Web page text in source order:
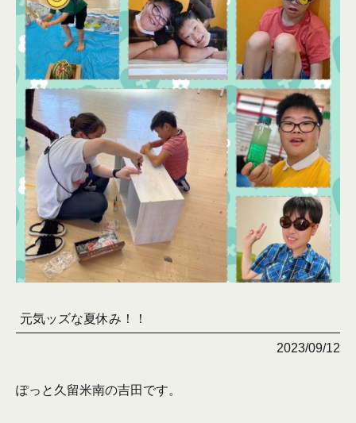
元気ッズな夏休み！！
2023/09/12
ぽっと久留米南の吉田です。